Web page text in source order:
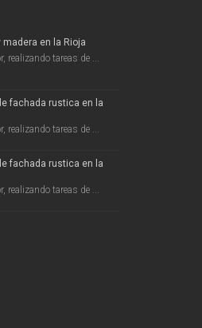
madera en la Rioja
realizando tareas de ...
fachada rustica en la
realizando tareas de ...
fachada rustica en la
realizando tareas de ...